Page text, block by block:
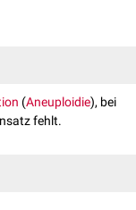
(Aneuploidie), bei
fehlt.